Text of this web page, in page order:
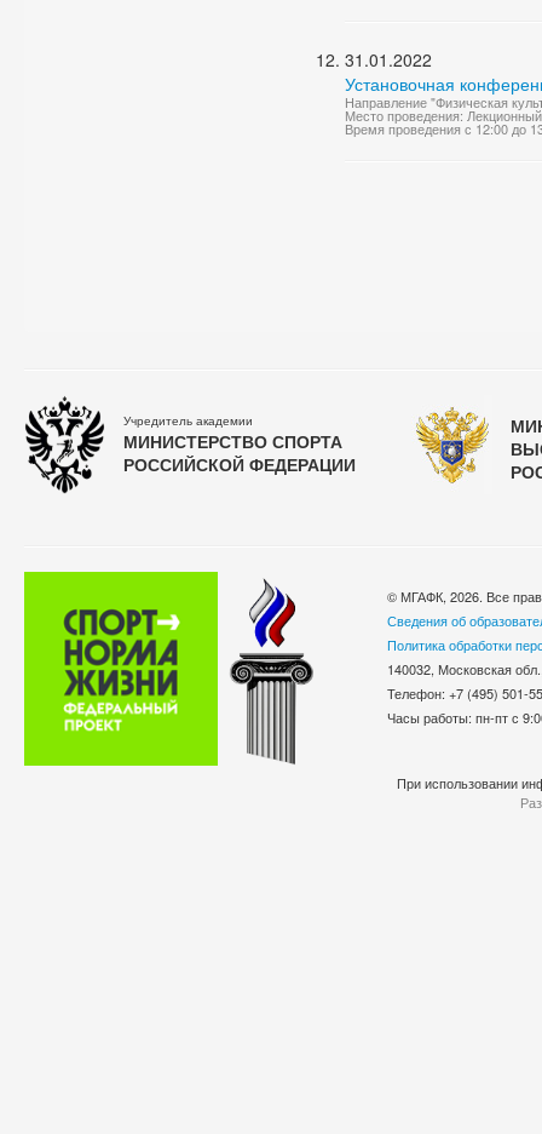
31.01.2022
Установочная
Направление "Физическая
Место проведения:
Время проведения с 12:00 до
Учредитель академии
МИНИСТЕРСТВО СПОРТА
РОССИЙСКОЙ ФЕДЕРАЦИИ
© МГАФК, 2026. Все
Сведения об
Политика обработки
140032, Московская
Телефон: +7 (495)
Часы работы: пн-пт с
При использовании